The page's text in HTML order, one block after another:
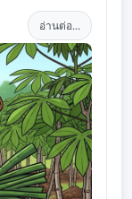
อ่านต่อ...